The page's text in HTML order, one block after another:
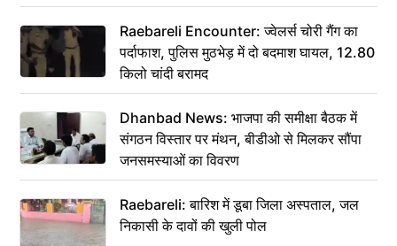
Raebareli Encounter: ज्वेलर्स चोरी गैंग का
पर्दाफाश, पुलिस मुठभेड़ में दो बदमाश घायल, 12.80
किलो चांदी बरामद
Dhanbad News: भाजपा की समीक्षा बैठक में
संगठन विस्तार पर मंथन, बीडीओ से मिलकर सौंपा
जनसमस्याओं का विवरण
Raebareli: बारिश में डूबा जिला अस्पताल, जल
निकासी के दावों की खुली पोल